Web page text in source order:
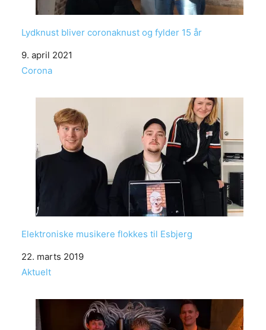
Lydknust bliver coronaknust og fylder 15 år
Date
9. april 2021
In relation to
Corona
Elektroniske musikere flokkes til Esbjerg
Date
22. marts 2019
In relation to
Aktuelt